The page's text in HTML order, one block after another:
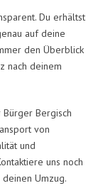
Du erhältst
auf deine
den Überblick
nach deinem
Bergisch
von
und
uns noch
Umzug.